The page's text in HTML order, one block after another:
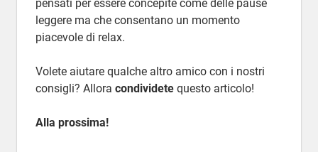
pensati per essere concepite come delle pause
leggere ma che consentano un momento
piacevole di relax.
Volete aiutare qualche altro amico con i nostri
consigli? Allora condividetequesto articolo!
Alla prossima!